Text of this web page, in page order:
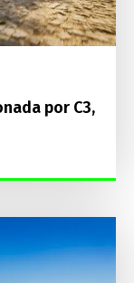
por C3,